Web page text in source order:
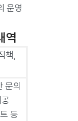
운영
역
책,
문의
등